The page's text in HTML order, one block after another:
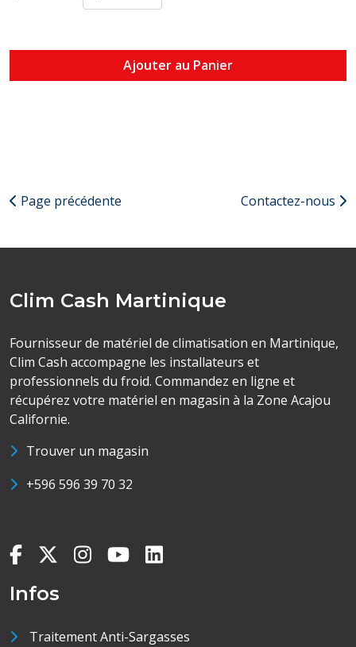
Ajouter au Panier
Page précédente Contactez-nous
Clim Cash Martinique
Fournisseur de matériel de climatisation en Martinique,
Clim Cash accompagne les installateurs et
professionnels du froid. Commandez en ligne et
récupérez votre matériel en magasin à la Zone Acajou
Californie.
Trouver un magasin
+596 596 39 70 32
Infos
Traitement Anti-Sargasses